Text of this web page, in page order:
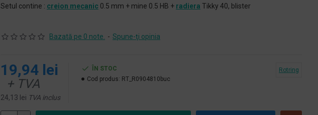
Setul contine : creion mecanic 0.5 mm + mine 0.5 HB + radiera Tikky 40, blister
Bazată pe 0 note. - Spune-ţi opinia
19,94 lei
+ TVA
24,13 lei TVA inclus
ÎN STOC
Cod produs: RT_R0904810buc
Rotring